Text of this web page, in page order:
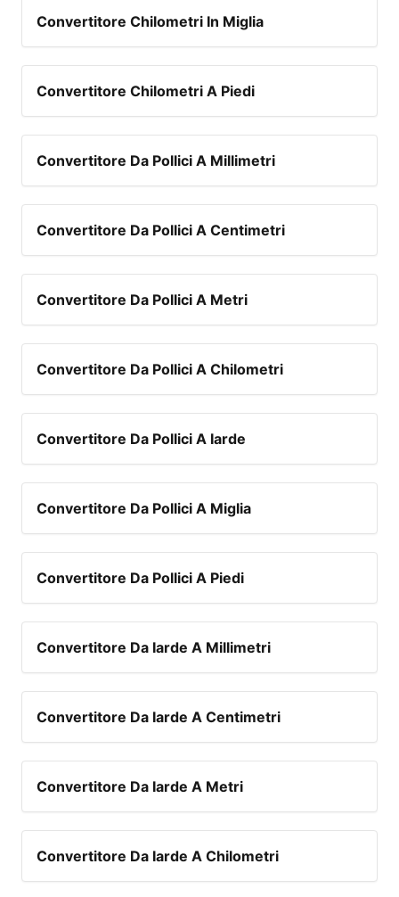
Convertitore Chilometri In Miglia
Convertitore Chilometri A Piedi
Convertitore Da Pollici A Millimetri
Convertitore Da Pollici A Centimetri
Convertitore Da Pollici A Metri
Convertitore Da Pollici A Chilometri
Convertitore Da Pollici A Iarde
Convertitore Da Pollici A Miglia
Convertitore Da Pollici A Piedi
Convertitore Da Iarde A Millimetri
Convertitore Da Iarde A Centimetri
Convertitore Da Iarde A Metri
Convertitore Da Iarde A Chilometri